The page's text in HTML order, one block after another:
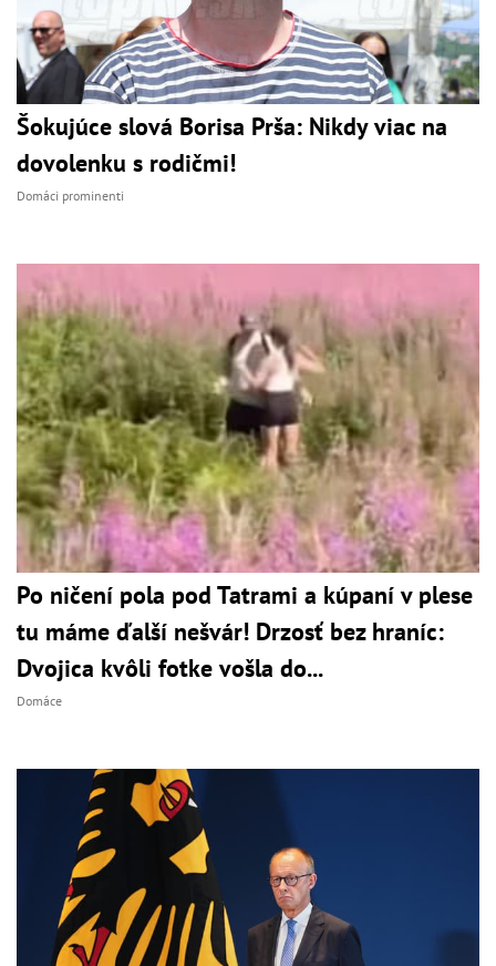
Šokujúce slová Borisa Prša: Nikdy viac na
dovolenku s rodičmi!
Domáci prominenti
Po ničení pola pod Tatrami a kúpaní v plese
tu máme ďalší nešvár! Drzosť bez hraníc:
Dvojica kvôli fotke vošla do...
Domáce